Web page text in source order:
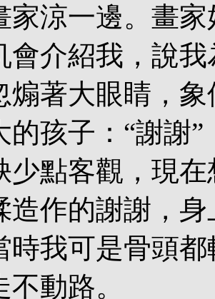
家涼一邊。畫家
會介紹我，說
煽著大眼睛，象
的孩子：“謝謝
少點客觀，現在
造作的謝謝，
時我可是骨頭都
動路。